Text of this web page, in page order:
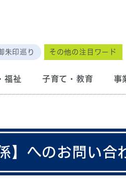
朱印巡り その他の注目ワード
福祉 子育て・教育 事
】へのお問い合